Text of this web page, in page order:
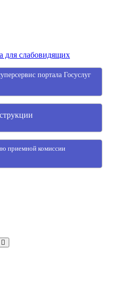
для слабовидящих
портала Госуслуг
приемной комиссии